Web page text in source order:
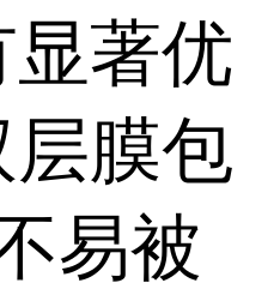
著优
膜包
易被